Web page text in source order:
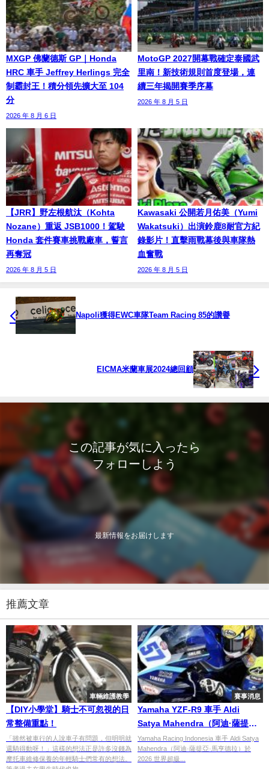
MXGP 佛蘭德斯 GP｜Honda
HRC 車手 Jeffrey Herlings 完全
制霸封王！積分領先擴大至 104
分
2026 年 8 月 6 日
MotoGP 2027開幕戰確定泰國武
里南！新技術規則首度登場，連
續三年揭開賽季序幕
2026 年 8 月 5 日
【JRR】野左根航汰（Kohta
Nozane）重返 JSB1000！駕駛
Honda 套件賽車挑戰廠車，誓言
再奪冠
2026 年 8 月 5 日
Kawasaki 公開若月佑美（Yumi
Wakatsuki）出演鈴鹿8耐官方紀
錄影片！直擊雨戰幕後與車隊熱
血奮戰
2026 年 8 月 5 日
Napoli獲得EWC車隊Team Racing 85的讚譽
EICMA米蘭車展2024總回顧
この記事が気に入ったら
フォローしよう
最新情報をお届けします
推薦文章
車輛維護教學
【DIY小學堂】騎士不可忽視的日
常整備重點！
「雖然被車行的人說車子有問題，但明明就
還騎得動呀！」這樣的想法正是許多沒錢為
摩托車維修保養的年輕騎士們常有的想法。
賽事消息
Yamaha YZF-R9 車手 Aldi
Satya Mahendra（阿迪·薩提亞·
馬亨德拉）WSS 多寧頓公園站雙
回合闖前十
Yamaha Racing Indonesia 車手 Aldi Satya
Mahendra（阿迪·薩提亞·馬亨德拉）於
2026 世界超級...